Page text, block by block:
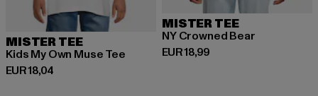
MISTER TEE
Kids My Own Muse Tee
EUR 18,04
Derzeitiger Preis: EUR 18,04
MISTER TEE
NY Crowned Bear
EUR 18,99
Derzeitiger Preis: EUR 18,99